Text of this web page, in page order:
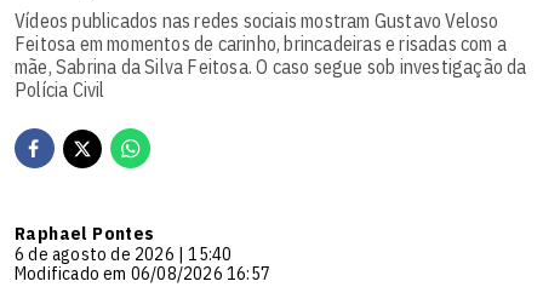
Vídeos publicados nas redes sociais mostram Gustavo Veloso
Feitosa em momentos de carinho, brincadeiras e risadas com a
mãe, Sabrina da Silva Feitosa. O caso segue sob investigação da
Polícia Civil
Raphael Pontes
6 de agosto de 2026 | 15:40
Modificado em 06/08/2026 16:57